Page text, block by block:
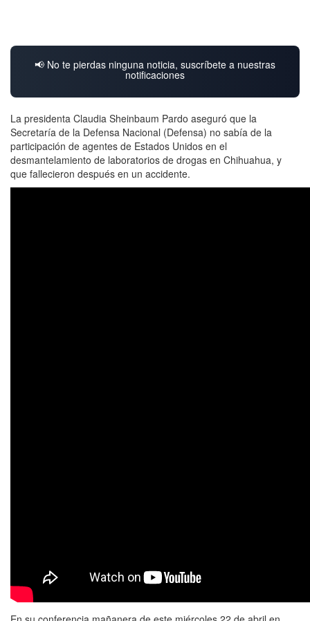
📢 No te pierdas ninguna noticia, suscríbete a nuestras
notificaciones
La presidenta Claudia Sheinbaum Pardo aseguró que la
Secretaría de la Defensa Nacional (Defensa) no sabía de la
participación de agentes de Estados Unidos en el
desmantelamiento de laboratorios de drogas en Chihuahua, y
que fallecieron después en un accidente.